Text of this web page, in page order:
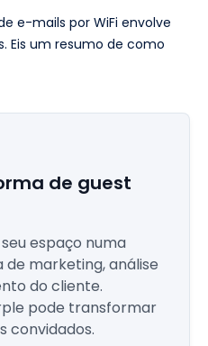
e-mails por WiFi envolve
Eis um resumo de como
de guest
espaço numa
marketing, análise
do cliente.
pode transformar
convidados.